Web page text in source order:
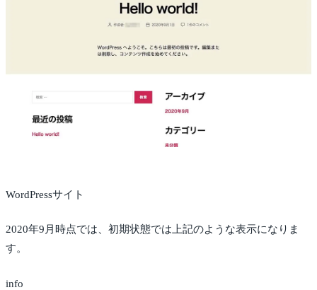
WordPressサイト
2020年9月時点では、初期状態では上記のような表示になりま
す。
info